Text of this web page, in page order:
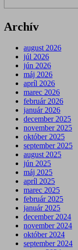
Archív
august 2026
júl 2026
jún 2026
máj 2026
apríl 2026
marec 2026
február 2026
január 2026
december 2025
november 2025
október 2025
september 2025
august 2025
jún 2025
máj 2025
apríl 2025
marec 2025
február 2025
január 2025
december 2024
november 2024
október 2024
september 2024